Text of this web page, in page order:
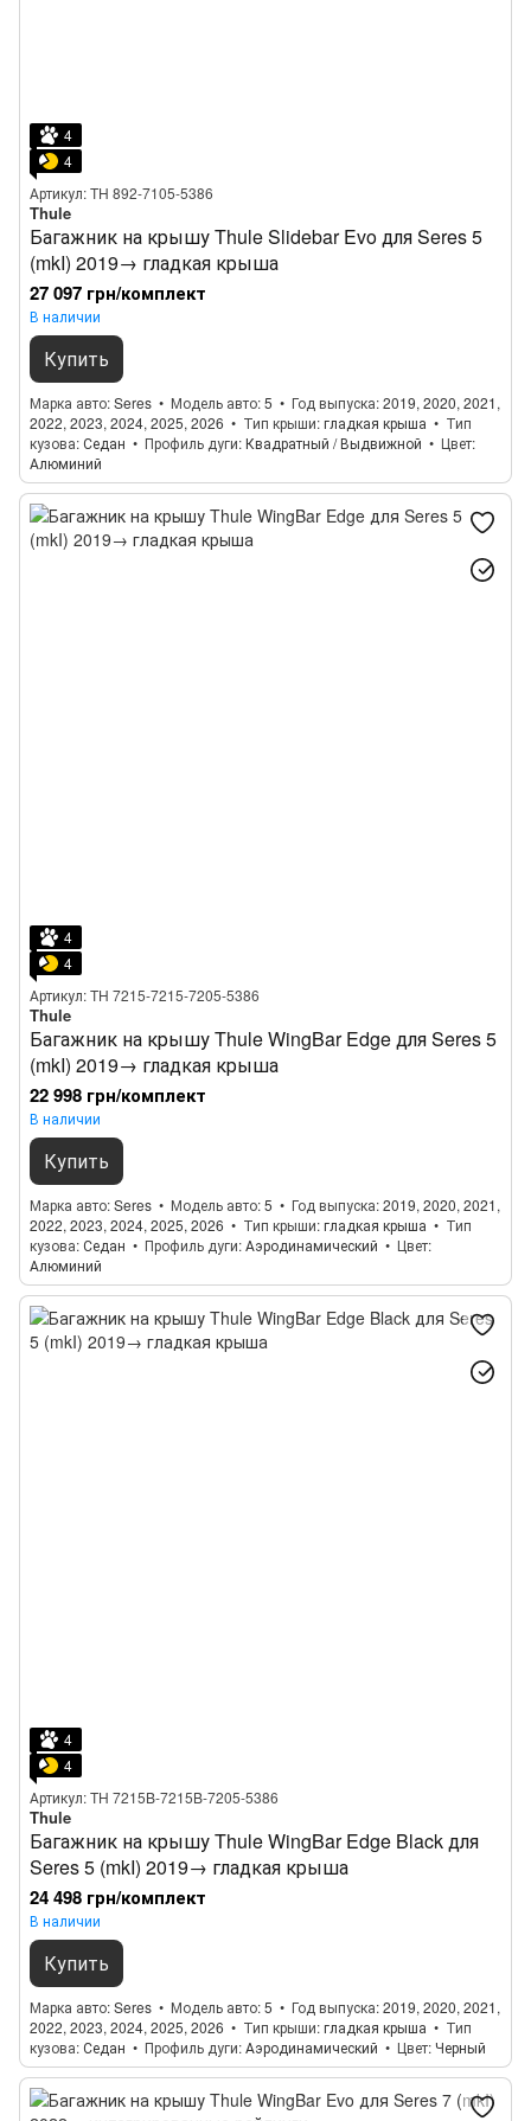
4
4
Артикул: TH 892-7105-5386
Thule
Багажник на крышу Thule Slidebar Evo для Seres 5
(mkI) 2019→ гладкая крыша
27 097 грн/комплект
В наличии
Купить
Марка авто Seres Модель авто 5 Год выпуска 2019, 2020, 2021,
2022, 2023, 2024, 2025, 2026
Тип крыши гладкая крыша
Тип
кузова Седан Профиль дуги Квадратный / Выдвижной
Цвет
Алюминий
4
4
Артикул: TH 7215-7215-7205-5386
Thule
Багажник на крышу Thule WingBar Edge для Seres 5
(mkI) 2019→ гладкая крыша
22 998 грн/комплект
В наличии
Купить
Марка авто Seres Модель авто 5 Год выпуска 2019, 2020, 2021,
2022, 2023, 2024, 2025, 2026
Тип крыши гладкая крыша
Тип
кузова Седан Профиль дуги Аэродинамический
Цвет
Алюминий
4
4
Артикул: TH 7215B-7215B-7205-5386
Thule
Багажник на крышу Thule WingBar Edge Black для
Seres 5 (mkI) 2019→ гладкая крыша
24 498 грн/комплект
В наличии
Купить
Марка авто Seres Модель авто 5 Год выпуска 2019, 2020, 2021,
2022, 2023, 2024, 2025, 2026
Тип крыши гладкая крыша
Тип
кузова Седан Профиль дуги Аэродинамический Цвет Черный